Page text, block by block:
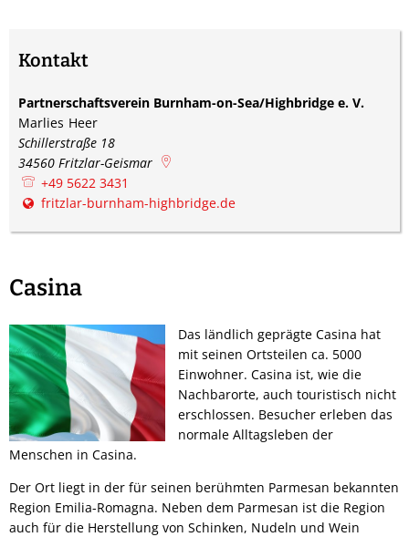
Kontakt
Partnerschaftsverein Burnham-on-Sea/Highbridge e. V.
Marlies Heer
Schillerstraße 18
34560 Fritzlar-Geismar
+49 5622 3431
fritzlar-burnham-highbridge.de
Casina
Das ländlich geprägte Casina hat
mit seinen Ortsteilen ca. 5000
Einwohner. Casina ist, wie die
Nachbarorte, auch touristisch nicht
erschlossen. Besucher erleben das
normale Alltagsleben der
Menschen in Casina.
Der Ort liegt in der für seinen berühmten Parmesan bekannten
Region Emilia-Romagna. Neben dem Parmesan ist die Region
auch für die Herstellung von Schinken, Nudeln und Wein